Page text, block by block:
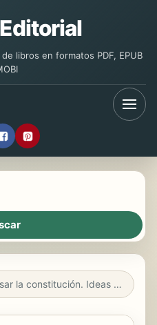
libros en formatos PDF, EPUB
Repensar la constitución. Ideas para una reforma de la Constitución de 1978: reforma y comunicación dialógica. Parte primera